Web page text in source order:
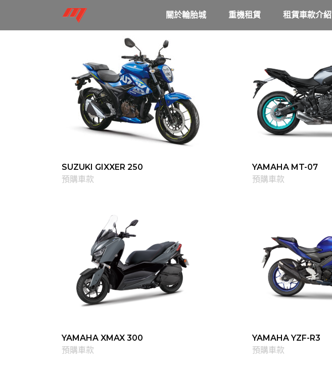
關於輪胎城 重機租賃 租賃車款介紹
SUZUKI GIXXER 250
預購車款
YAMAHA MT-07
預購車款
YAMAHA XMAX 300
預購車款
YAMAHA YZF-R3
預購車款